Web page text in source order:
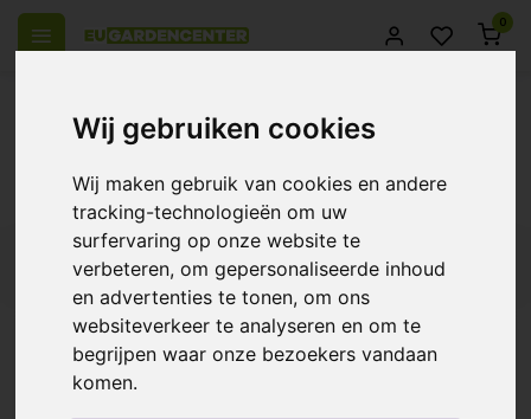
Wij gebruiken cookies
Wij maken gebruik van cookies en andere
tracking-technologieën om uw
surfervaring op onze website te
verbeteren, om gepersonaliseerde inhoud
en advertenties te tonen, om ons
websiteverkeer te analyseren en om te
begrijpen waar onze bezoekers vandaan
komen.
0
Products tagged with starter